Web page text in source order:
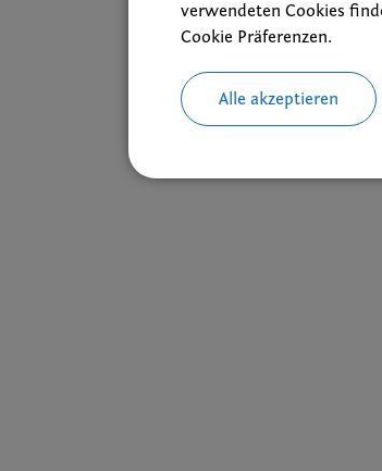
verwendeten Cookies
Cookie Präferenzen.
Alle akzeptieren